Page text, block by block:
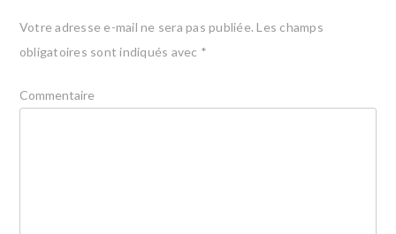
Votre adresse e-mail ne sera pas publiée. Les champs
obligatoires sont indiqués avec *
Commentaire